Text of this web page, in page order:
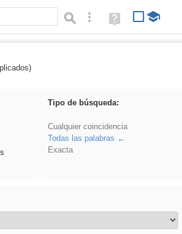
Búsqueda avanzada
Ayuda
(en
Tipo de búsqueda:
Cualquier coincidencia
Todas las palabras
Exacta